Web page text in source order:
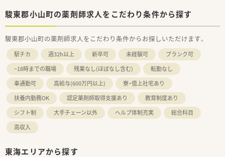
駿東郡小山町の薬剤師求人をこだわり条件から探す
駿東郡小山町の薬剤師求人をこだわり条件からお探しいただけます。
駅チカ 週32h以上 新卒可 未経験可
ブランク可
~18時までの職場
残業なし(ほぼなし含む)
転勤なし
車通勤可
高給与(600万円以上)
寮・借上社宅あり
扶養内勤務OK
認定薬剤師取得支援あり
教育制度あり
シフト制
大手チェーン以外 ヘルプ体制充実
総合科目
高収入
東海エリアから探す